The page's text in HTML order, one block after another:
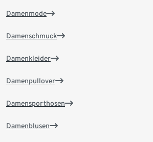
Damenmode
Damenschmuck
Damenkleider
Damenpullover
Damensporthosen
Damenblusen